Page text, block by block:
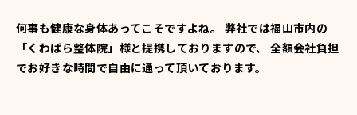
何事も健康な身体あってこそですよね。
弊社では福山市内の
「くわばら整体院」様と提携しておりますので、
全額会社負担
でお好きな時間で自由に通って頂いております。